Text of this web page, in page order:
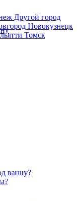
Другой город
Новокузнецк
Томск
ванну?